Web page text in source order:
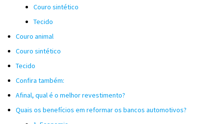
Couro sintético
Tecido
Couro animal
Couro sintético
Tecido
Confira também:
Afinal, qual é o melhor revestimento?
Quais os benefícios em reformar os bancos automotivos?